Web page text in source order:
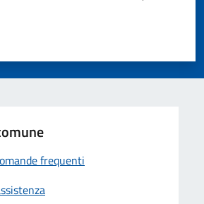
5 stelle su 5
stelle su 5
su 5
5
frequenti